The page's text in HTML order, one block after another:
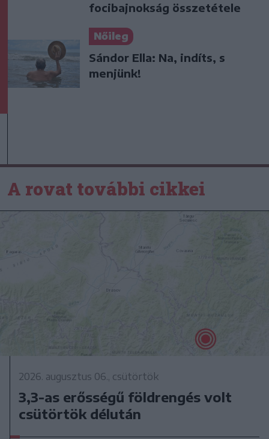
focibajnokság összetétele
Nőileg
Sándor Ella: Na, indíts, s
menjünk!
A rovat további cikkei
2026. augusztus 06., csütörtök
3,3-as erősségű földrengés volt
csütörtök délután